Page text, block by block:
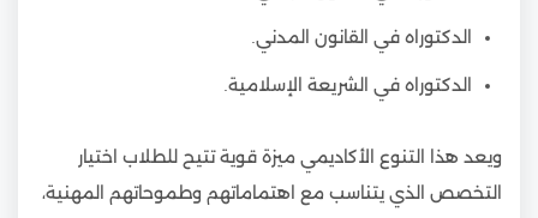
الدكتوراه في القانون المدني.
الدكتوراه في الشريعة الإسلامية.
ويعد هذا التنوع الأكاديمي ميزة قوية تتيح للطلاب اختيار
التخصص الذي يتناسب مع اهتماماتهم وطموحاتهم المهنية،